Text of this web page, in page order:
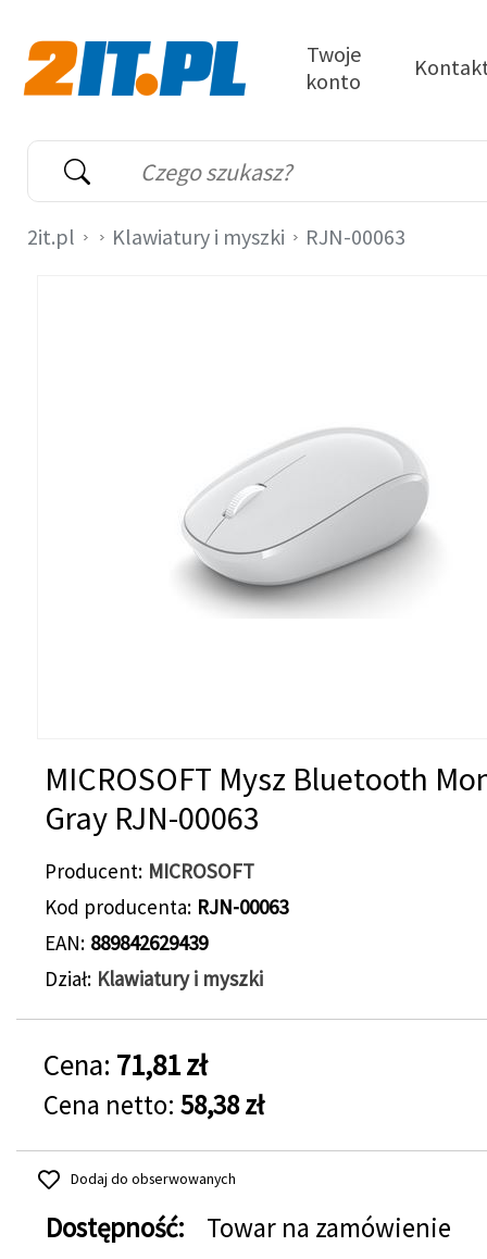
Wyszukiwarka
Słowo kluczowe
Twoje
konto
2it.pl Klawiatury i myszki RJN-00063
MICROSOFT Mysz Bluetooth
Gray RJN-00063
Producent MICROSOFT
Kod producenta RJN-00063
EAN 889842629439
Dział Klawiatury i myszki
Cena: 71,81 zł
Cena netto: 58,38 zł
Dodaj do obserwowanych
Dostępność:
Towar na zamówienie